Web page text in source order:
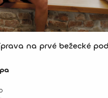
na prvé bežecké